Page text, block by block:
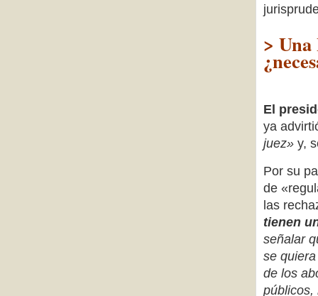
>
El
ya
juez» y,
Por su
de
las
tienen
señalar
se
de los
públicos,